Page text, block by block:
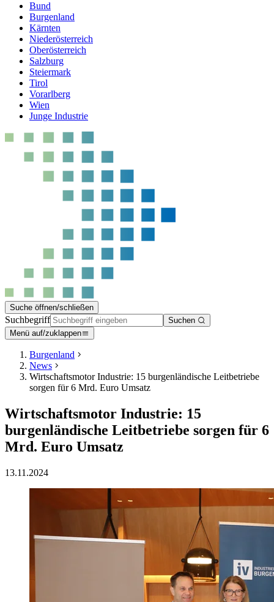
Bund
Burgenland
Kärnten
Niederösterreich
Oberösterreich
Salzburg
Steiermark
Tirol
Vorarlberg
Wien
Junge Industrie
Suche öffnen/schließen
Suchbegriff
Suchen
Menü auf/zuklappen
Burgenland
News
Wirtschaftsmotor Industrie: 15 burgenländische Leitbetriebe
sorgen für 6 Mrd. Euro Umsatz
Wirtschaftsmotor Industrie: 15
burgenländische Leitbetriebe sorgen für 6
Mrd. Euro Umsatz
13.11.2024